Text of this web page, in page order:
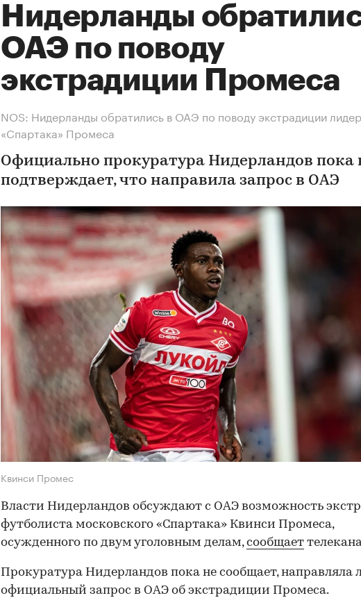
Нидерланды
ОАЭ по поводу
экстрадиции Промеса
NOS: Нидерланды обратились в ОАЭ по поводу экстрадиции
«Спартака» Промеса
Официально прокуратура Нидерландов пока
подтверждает, что направила запрос в ОАЭ
Квинси Промес
Власти Нидерландов обсуждают с ОАЭ возможность
футболиста московского «Спартака» Квинси Промеса,
осужденного по двум уголовным делам,сообщает
Прокуратура Нидерландов пока не сообщает, направляла
официальный запрос в ОАЭ об экстрадиции Промеса.